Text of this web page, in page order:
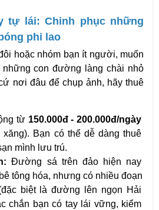
tự lái: Chinh phục những
phi lao
hoặc nhóm bạn ít người, muốn
con đường làng chài nhỏ
nơi đâu để chụp ảnh, hãy thuê
từ 150.000đ - 200.000đ/ngày
xăng). Bạn có thể dễ dàng thuê
mình lưu trú.
Đường sá trên đảo hiện nay
tông hóa, nhưng có nhiều đoạn
biệt là đường lên ngọn Hải
chắn bạn có tay lái vững, kiểm